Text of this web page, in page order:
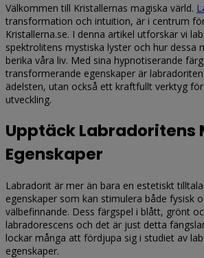
Välkommen till Kristallernas magiska värld.
transformation och intuition, är i centrum
Kristallerna.se. I denna artikel utforskar vi
spektrolitens mystiska lyster och hur dessa
berika våra liv. Med sina hypnotiserande
transformerande egenskaper är
ädelsten, utan också ett kraftfullt verktyg
utveckling.
Upptäck Labradoritens
Egenskaper
Labradorit är mer än bara en estetiskt
egenskaper som kan stimulera både fysisk
välbefinnande. Dess färgspel i blått, grönt
labradorescens och det är just detta
lockar många att fördjupa sig i studiet av
egenskaper.